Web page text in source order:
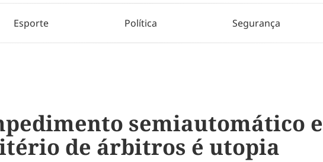
Esporte Política Segurança
semiautomático
de árbitros é utopia